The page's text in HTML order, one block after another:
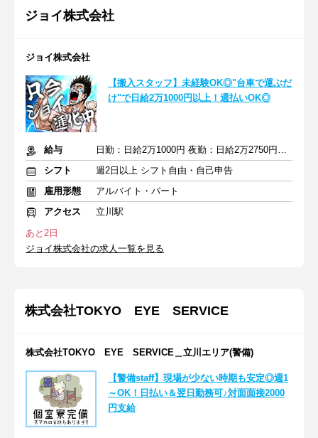
ジョイ株式会社
ジョイ株式会社
【搬入スタッフ】未経験OK◎"台車で運ぶだ
け"で日給2万1000円以上！週払いOK◎
給与
日勤：日給2万1000円 夜勤：日給2万2750円+交通費
シフト
週2日以上 シフト自由・自己申告
雇用形態
アルバイト・パート
アクセス
立川駅
あと2日
ジョイ株式会社の求人一覧を見る
株式会社TOKYO EYE SERVICE
株式会社TOKYO EYE SERVICE＿立川エリア(警備)
【警備staff】現場が少ない時期も安定◎週1
～OK！日払い＆翌日勤務可♪対面面接2000
円支給